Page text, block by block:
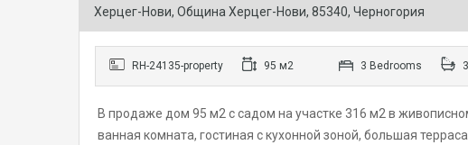
Херцег-Нови, Община Херцег-Нови, 85340, Черногория
RH-24135-property 95 м2 3 Bedrooms
В продаже дом 95 м2 с садом на участке 316 м2 в
ванная комната, гостиная с кухонной зоной, большая